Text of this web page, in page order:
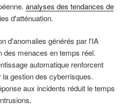
analyses des tendances de
d'atténuation.
d'anomalies générés par l'IA
des menaces en temps réel.
automatique renforcent
gestion des cyberrisques.
aux incidents réduit le temps